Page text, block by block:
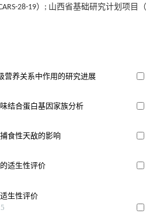
28-19）; 山西省基础研究计划项